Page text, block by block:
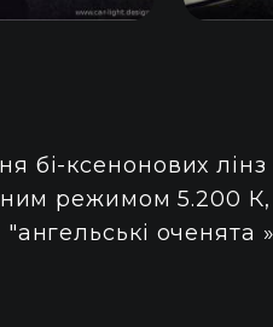
бі-ксенонових
режимом 5.200